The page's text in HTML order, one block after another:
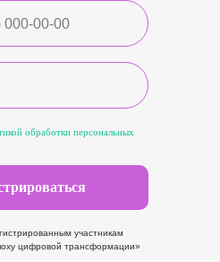
участникам
цифровой трансформации»
обработки персональных